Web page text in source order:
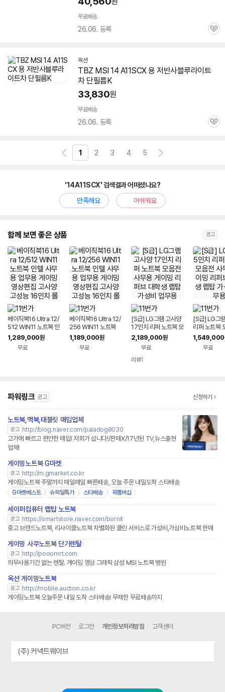
무료배송
26.06. 등록
관
옥션
TBZ MSI 14 A11SCX 용 저반사블루라이트
차 단필름K
33,830원
무료배송
26.06. 등록
관
1 2 3 4 5
'14A11SCX' 검색결과 어떠셨나요?
만족해요
아쉬워요
함께 보면 좋은 상품 광고
베이직북16 Ultra 12/
512 WIN11 노트북 인
텔 사무용 업무용 게이
밍 영상편집 고사양 고
성능 16인치 롤 울트라
1,289,000원
무료
베이직북16 Ultra 12/
256 WIN11 노트북
인텔 사무용 업무용 게
이밍 영상편집 고사양
고성능 16인치 롤 울트
1,189,000원
무료
[S급] LG그램 고사양
17인치 리퍼 노트북 모
음전 사무용 게이밍 리
퍼브 대학생 랩탑 가성
비 업무용
2,189,000원
무료
리뷰1
[S급] LG그
리퍼 노트북
무용 게이밍
학생 랩탑 가
1,549,000
무료
파워링크 광고 신청하기
노트북,맥북,태블릿 매입업체
광고 http://blog.naver.com/paladog8030
고가에 빠르고 편안한 매입! 저희가 삽니다!/판매X/17년된 TV,뉴스출현
업체!
게이밍노트북 G마켓
광고 http://m.gmarket.co.kr
게이밍노트북 주말까지 매일매일 빠른배송, 오늘 주문 내일도착 스타배송
G마켓베스트 슈퍼딜특가 스타배송 꼭멤버십
세이퍼컴퓨터 랩탑 노트북
광고 https://smartstore.naver.com/bornit
중고 브랜드노트북, 리사이클노트북 차별화된 클린 서비스로 가성비,가심비노트북 판매
게이밍 사무노트북 단기렌탈
광고 http://pooomrt.com
의무사용기간 없는 렌탈. 게이밍 영상 그래픽 삼성 MSI 노트북 병원
옥션 게이밍노트북
광고 http://mobile.auction.co.kr
게이밍노트북 오늘주문 내일 도착 스타배송! 무제한 무료배송까지
PC버전 로그인 개인정보처리방침 고객센터
(주) 커넥트웨이브